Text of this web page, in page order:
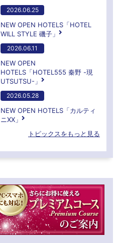
2026.06.25
NEW OPEN HOTELS「HOTEL
WILL STYLE 磯子」
2026.06.11
NEW OPEN
HOTELS「HOTEL555 秦野 -現
UTSUTSU-」
2026.05.28
NEW OPEN HOTELS「カルティ
ニXX」
トピックスをもっと見る